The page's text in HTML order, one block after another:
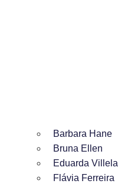
Barbara Hane
Bruna Ellen
Eduarda Villela
Flávia Ferreira